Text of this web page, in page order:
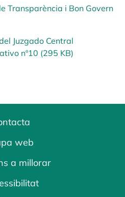
Transparència i Bon Govern
Juzgado Central
nº10 (295 KB)
web
a millorar